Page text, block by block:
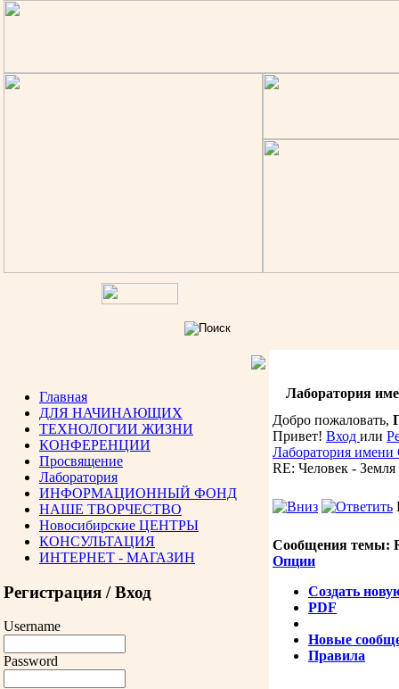
Главная
ДЛЯ НАЧИНАЮЩИХ
ТЕХНОЛОГИИ ЖИЗНИ
КОНФЕРЕНЦИИ
Просвящение
Лаборатория
ИНФОРМАЦИОННЫЙ ФОНД
НАШЕ ТВОРЧЕСТВО
Новосибирские ЦЕНТРЫ
КОНСУЛЬТАЦИЯ
ИНТЕРНЕТ - МАГАЗИН
Регистрация / Вход
Username
Password
Лаборатория
Добро пожаловать,
Привет! Вход или
Лаборатория
RE: Человек -
Сообщения темы:
Опции
Создать
PDF
Новые
Правила